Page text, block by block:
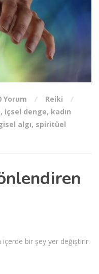
Yorum
Reiki
, içsel denge, kadın
algı, spiritüel
bir şey yer değiştirir.